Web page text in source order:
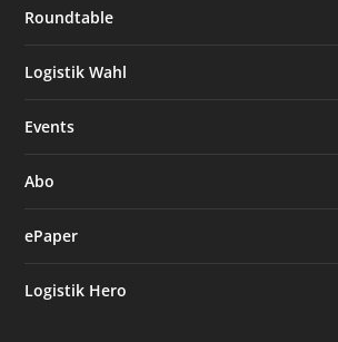
Roundtable
Logistik Wahl
Events
Abo
ePaper
Logistik Hero